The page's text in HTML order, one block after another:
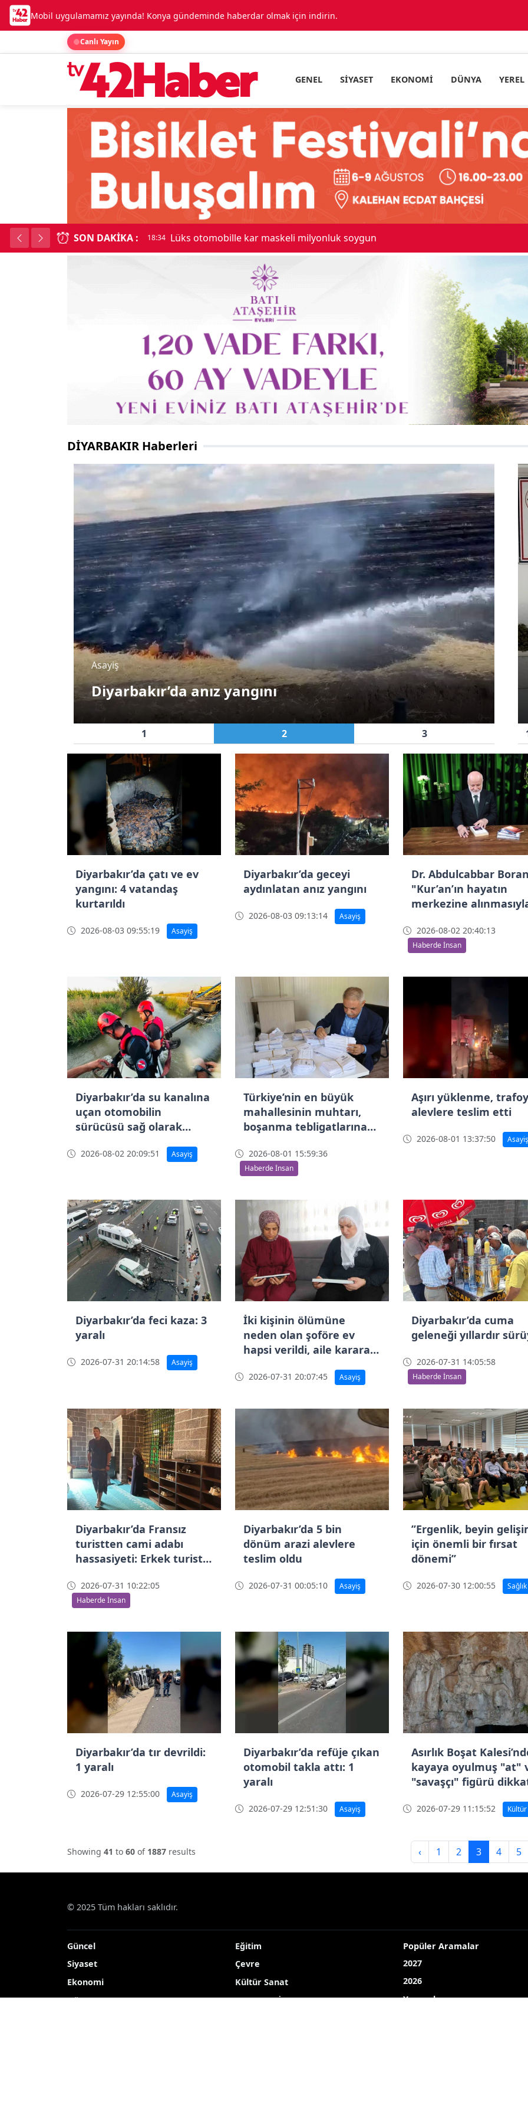
Mobil uygulamamız yayında! Konya gündeminde haberdar olmak için indirin.
Canlı Yayın
GENEL SIYASET EKONOMI DÜNYA YEREL
SON DAKIKA : 18:34 Lüks otomobille kar maskeli milyonluk soygun
DİYARBAKIR Haberleri
Asayiş
Diyarbakır’da anız yangını
1 2 3
Asayiş
Diyarbakır'da Korkutan
Yangın
Diyarbakır’da çatı ve ev
yangını: 4 vatandaş
kurtarıldı
2026-08-03 09:55:19 Asayiş
Diyarbakır’da geceyi
aydınlatan anız yangını
2026-08-03 09:13:14 Asayiş
Dr. Abdulcabbar
"Kur’an’ın hayatın
merkezine
huzur yeniden
sağlanabilir"
2026-08-02 20:40:13
Haberde İnsan
Diyarbakır’da su kanalına
uçan otomobilin
sürücüsü sağ olarak
2026-08-02 20:09:51 Asayiş
Türkiye’nin en büyük
mahallesinin muhtarı,
boşanma tebligatlarına
2026-08-01 15:59:36
Haberde İnsan
Aşırı yüklenme,
alevlere teslim etti
2026-08-01 13:37:50 Asayiş
Diyarbakır’da feci kaza: 3
yaralı
2026-07-31 20:14:58 Asayiş
İki kişinin ölümüne
neden olan şoföre ev
hapsi verildi, aile karara
2026-07-31 20:07:45 Asayiş
Diyarbakır’da cuma
geleneği yıllardır
2026-07-31 14:05:58
Haberde İnsan
Diyarbakır’da Fransız
turistten cami adabı
hassasiyeti: Erkek turist
kapattı
2026-07-31 10:22:05
Haberde İnsan
Diyarbakır’da 5 bin
dönüm arazi alevlere
teslim oldu
2026-07-31 00:05:10 Asayiş
’’Ergenlik, beyin
için önemli bir fırsat
dönemi’’
2026-07-30 12:00:55 Sağlık
Diyarbakır’da tır devrildi:
1 yaralı
2026-07-29 12:55:00 Asayiş
Diyarbakır’da refüje çıkan
otomobil takla attı: 1
yaralı
2026-07-29 12:51:30 Asayiş
Asırlık Boşat
kayaya oyulmuş "at"
"savaşçı" figürü
2026-07-29 11:15:52
Showing 41 to 60 of 1887 results ‹ 1 2 3 4 5
© 2025 Tüm hakları saklıdır.
Güncel
Siyaset
Ekonomi
Dünya
Eğitim
Çevre
Kültür Sanat
TEKNOLOJİ
Popüler Aramalar
2027
2026
Yayın akışı